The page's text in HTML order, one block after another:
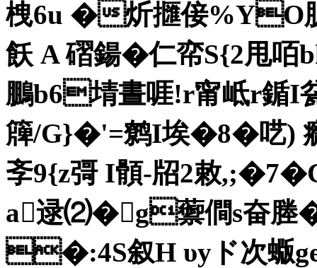
栧6u �炘擓倿%YO
飫 A 磖鍚�仁帟S{2甩
鵬b6埥晝啀!r甯岻r
簰/G}�'=鹩I埃�8�呓)
斈9{z彁 I顝-牊2敕
a逯⑵�g蘌僴s奋塍
�:4S叙H υyド次